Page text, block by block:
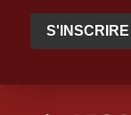
S'INSCRIRE